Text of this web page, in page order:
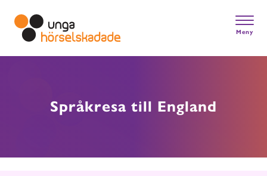
main
content
Meny
Språkresa till England